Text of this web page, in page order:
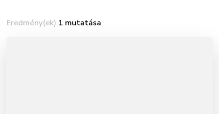
Eredmény(ek) 1 mutatása